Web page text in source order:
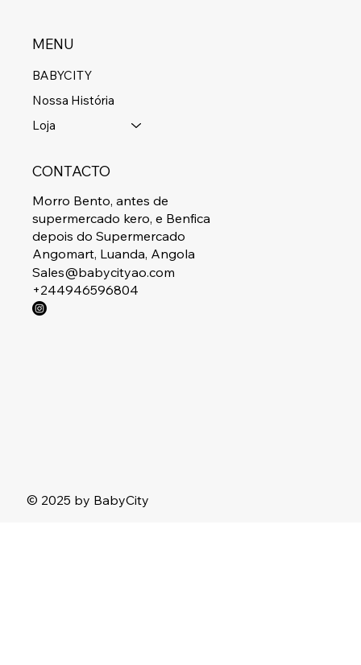
MENU
BABYCITY
Nossa História
Loja
CONTACTO
Morro Bento, antes de
supermercado kero, e Benfica
depois do Supermercado
Angomart, Luanda, Angola
Sales@babycityao.com
+244946596804
© 2025 by BabyCity